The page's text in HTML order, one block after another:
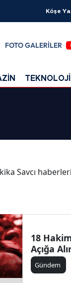
Köşe
FOTO GALERİLER
TEKNOLOJİ
Savcı
18
Açığa
Gündem